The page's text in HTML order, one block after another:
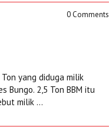
0 Comments
Ton yang diduga milik
Bungo. 2,5 Ton BBM itu
milik ...